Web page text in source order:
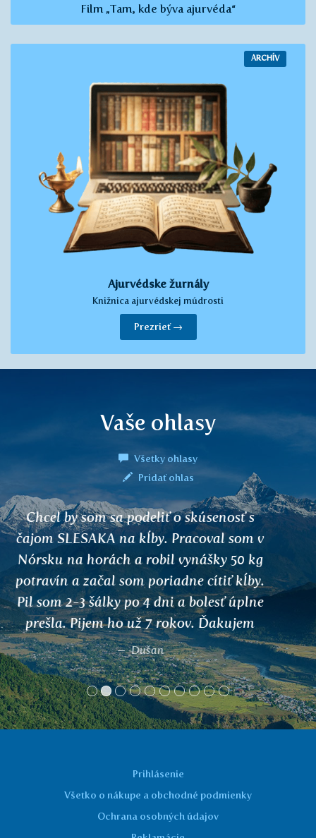
Film „Tam, kde býva ajurvéda“
ARCHÍV
Ajurvédske žurnály
Knižnica ajurvédskej múdrosti
Prezrieť →
Vaše ohlasy
Všetky ohlasy
Pridať ohlas
Pri pravidelnom užívaní čaju
SARPAGANDHA sa mi podarilo znížiť
hypertenziu v priemere o cca 20 mmHg a
doktorka mi už nehrozí práškami.
Presvedčil som sa, že sila prírody víťazí.
Ďakujem!
Otto, Turnov
Prihlásenie
Všetko o nákupe a obchodné podmienky
Ochrana osobných údajov